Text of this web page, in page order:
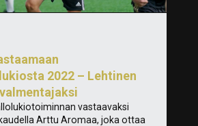
2022 – Lehtinen
vastaavaksi
Arttu Aromaa, joka ottaa